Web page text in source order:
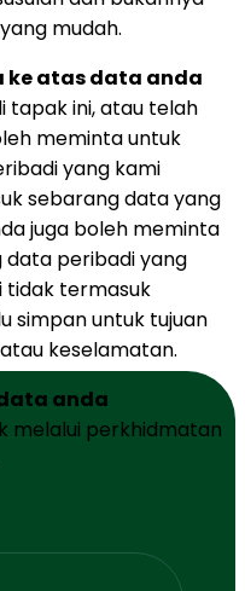
mudah.
ke atas data anda
tapak ini, atau telah
meminta untuk
yang kami
sebarang data yang
juga boleh meminta
peribadi yang
tidak termasuk
simpan untuk tujuan
keselamatan.
anda
melalui perkhidmatan